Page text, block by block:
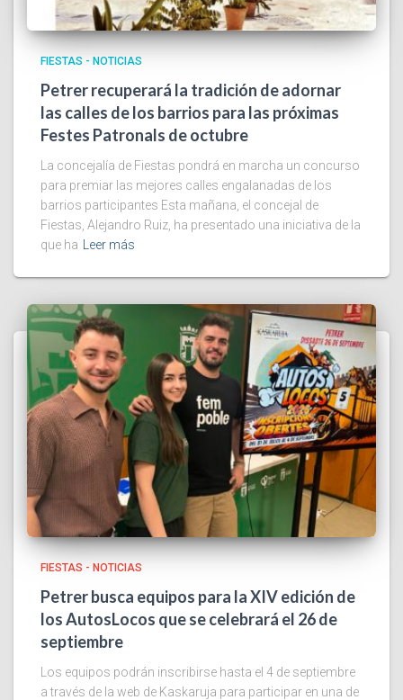
FIESTAS - NOTICIAS
Petrer recuperará la tradición de adornar
las calles de los barrios para las próximas
Festes Patronals de octubre
La concejalía de Fiestas pondrá en marcha un concurso
para premiar las mejores calles engalanadas de los
barrios participantes Esta mañana, el concejal de
Fiestas, Alejandro Ruiz, ha presentado una iniciativa de la
que ha Leer más
FIESTAS - NOTICIAS
Petrer busca equipos para la XIV edición de
los AutosLocos que se celebrará el 26 de
septiembre
Los equipos podrán inscribirse hasta el 4 de septiembre
a través de la web de Kaskaruja para participar en una de